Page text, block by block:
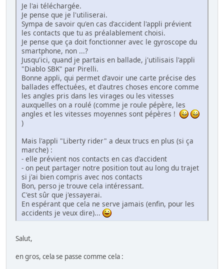
Je l'ai téléchargée.
Je pense que je l'utiliserai.
Sympa de savoir qu'en cas d'accident l'appli prévient
les contacts que tu as préalablement choisi.
Je pense que ça doit fonctionner avec le gyroscope du
smartphone, non ...?
Jusqu'ici, quand je partais en ballade, j'utilisais l'appli
"Diablo SBK" par Pirelli.
Bonne appli, qui permet d'avoir une carte précise des
ballades effectuées, et d'autres choses encore comme
les angles pris dans les virages ou les vitesses
auxquelles on a roulé (comme je roule pépère, les
angles et les vitesses moyennes sont pépères !
)
Mais l'appli "Liberty rider" a deux trucs en plus (si ça
marche) :
- elle prévient nos contacts en cas d'accident
- on peut partager notre position tout au long du trajet
si j'ai bien compris avec nos contacts
Bon, perso je trouve cela intéressant.
C'est sûr que j'essayerai.
En espérant que cela ne serve jamais (enfin, pour les
accidents je veux dire)...
Salut,
en gros, cela se passe comme cela :